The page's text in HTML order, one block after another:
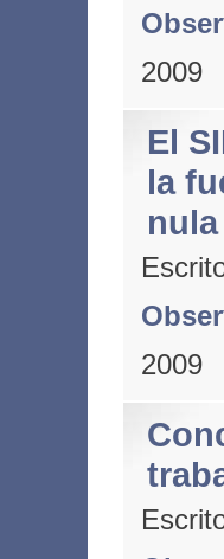
2009
El
la
2009